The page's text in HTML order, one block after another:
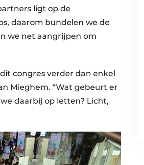
ligt op de
daarom bundelen we de
we net aangrijpen om
congres verder dan enkel
Mieghem. “Wat gebeurt er
daarbij op letten? Licht,